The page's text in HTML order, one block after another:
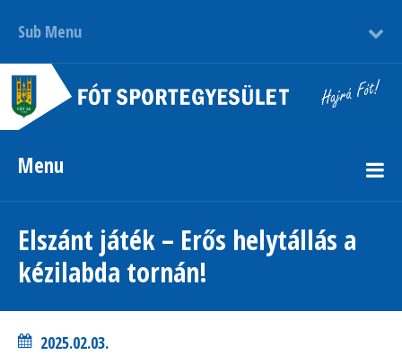
Sub Menu
Menu
Elszánt játék – Erős helytállás a
kézilabda tornán!
2025.02.03.